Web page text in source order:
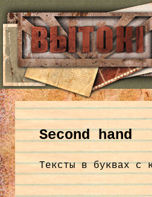
Second hand
Тексты в буквах с